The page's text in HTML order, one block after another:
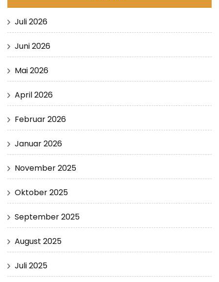
Juli 2026
Juni 2026
Mai 2026
April 2026
Februar 2026
Januar 2026
November 2025
Oktober 2025
September 2025
August 2025
Juli 2025